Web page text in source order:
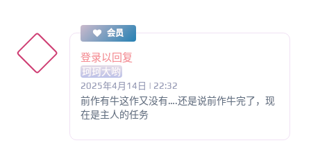
会员
登录以回复
珂珂大哟
2025年4月14日 | 22:32
前作有牛这作又没有….还是说前作牛完了，现
在是主人的任务